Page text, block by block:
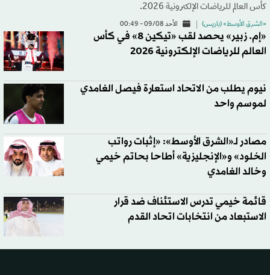
كأس العالم للرياضات الإلكترونية 2026.
«الشرق الأوسط» (باريس) الأحد 09/08 - 00:49
«إم. زبير» يحصد لقب «تيكين 8» في كأس
العالم للرياضات الإلكترونية 2026
نيوم يطلب من الاتحاد استعارة فيصل الغامدي
لموسم واحد
مصادر لـ«الشرق الأوسط»: «إثبات رواتب
الخلود» و«الإنجليزية» أطاحا بحاتم خيمي
وخالد الغامدي
قائمة خيمي تدرس الاستئناف ضد قرار
الاستبعاد من انتخابات اتحاد القدم